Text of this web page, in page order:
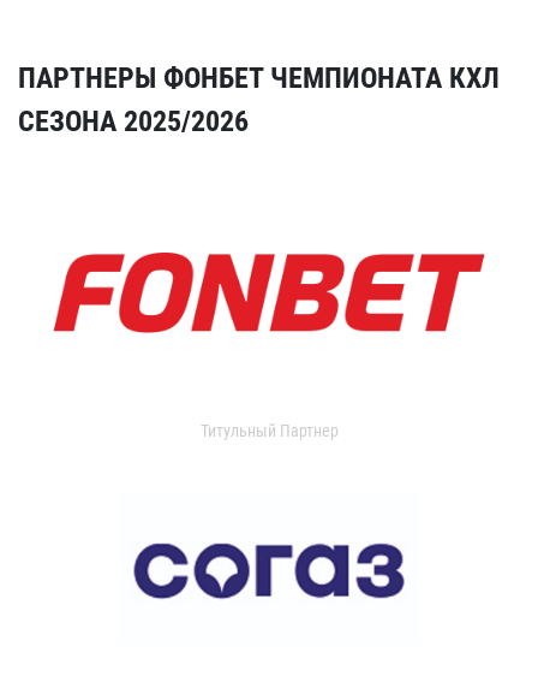
ПАРТНЕРЫ ФОНБЕТ ЧЕМПИОНАТА КХЛ
СЕЗОНА 2025/2026
Титульный Партнер